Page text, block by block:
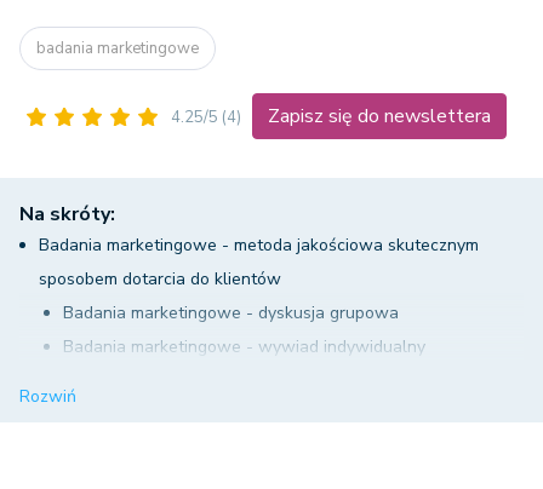
badania marketingowe
4.25/5 (4) Zapisz się do newslettera
Na skróty:
Badania marketingowe - metoda jakościowa skutecznym
sposobem dotarcia do klientów
Badania marketingowe - dyskusja grupowa
Badania marketingowe - wywiad indywidualny
Rozwiń